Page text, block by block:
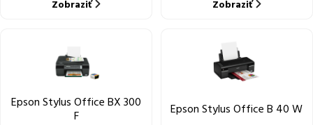
Zobraziť Zobraziť
Epson Stylus Office BX 300
F
Epson Stylus Office B 40 W